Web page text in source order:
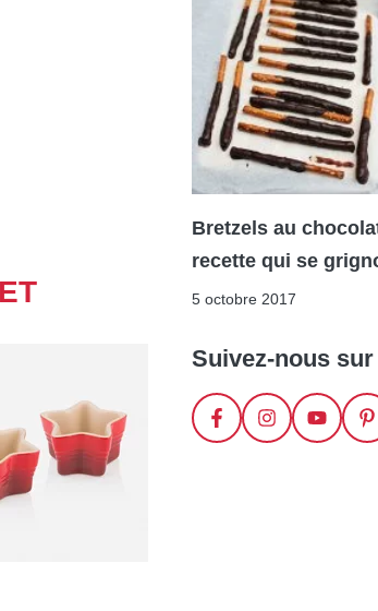
Bretzels au
recette qui se
5 octobre 2017
Suivez-nous